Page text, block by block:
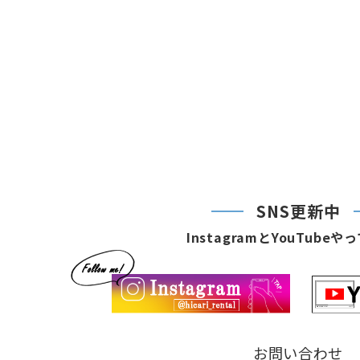
SNS更新中
InstagramとYouTubeやっ
お問い合わせ